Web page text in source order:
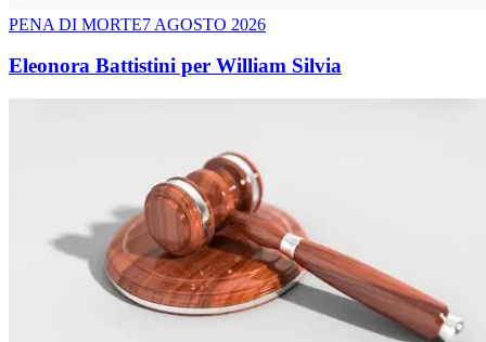
PENA DI MORTE7 AGOSTO 2026
Eleonora Battistini per William Silvia